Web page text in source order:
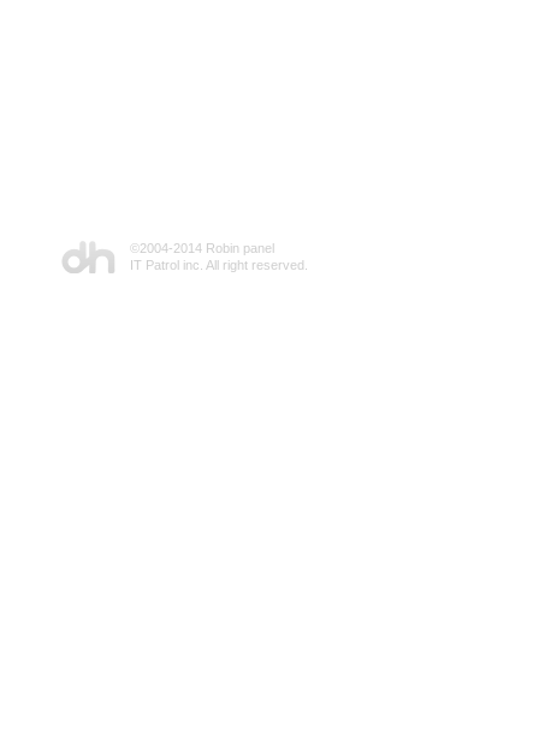
©2004-2014 Robin panel
IT Patrol inc. All right reserved.